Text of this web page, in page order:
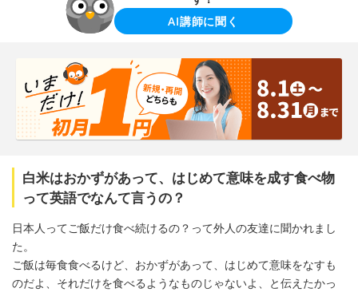
AI講師に聞く
白米はおかずがあって、はじめて意味を成す食べ物
って英語でなんて言うの？
日本人ってご飯だけ食べ続けるの？って外人の友達に聞かれまし
た。
ご飯は毎食食べるけど、おかずがあって、はじめて意味をなすも
のだよ、それだけを食べるようなものじゃないよ、と伝えたかっ